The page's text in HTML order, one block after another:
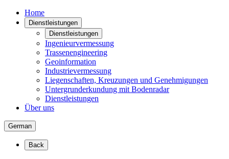
Home
Dienstleistungen
Dienstleistungen
Ingenieurvermessung
Trassenengineering
Geoinformation
Industrievermessung
Liegenschaften, Kreuzungen und Genehmigungen
Untergrunderkundung mit Bodenradar
Dienstleistungen
Über uns
German
Back